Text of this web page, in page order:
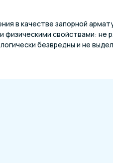
в качестве запорной
физическими свойствами:
безвредны и не